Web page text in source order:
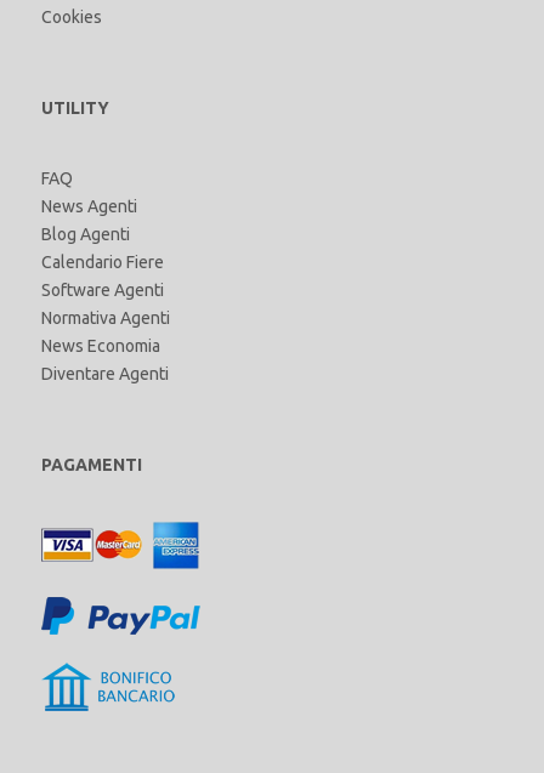
Cookies
UTILITY
FAQ
News Agenti
Blog Agenti
Calendario Fiere
Software Agenti
Normativa Agenti
News Economia
Diventare Agenti
PAGAMENTI